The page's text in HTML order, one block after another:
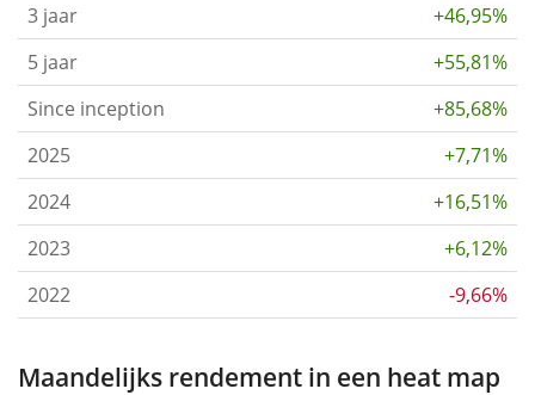
3 jaar
+46,95%
5 jaar
+55,81%
Since inception
+85,68%
2025
+7,71%
2024
+16,51%
2023
+6,12%
2022
-9,66%
Maandelijks rendement in een heat map